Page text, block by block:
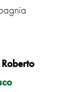
Roberto